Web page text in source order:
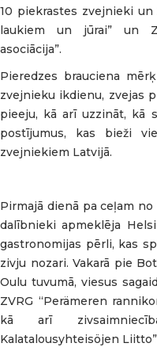
10 piekrastes zvejnieki un
laukiem un jūrai” un
asociācija”.
Pieredzes brauciena
zvejnieku ikdienu, zvejas
pieeju, kā arī uzzināt, kā
postījumus, kas bieži
zvejniekiem Latvijā.
Pirmajā dienā pa ceļam
dalībnieki apmeklēja
gastronomijas pērli, kas
zivju nozari. Vakarā pie
Oulu tuvumā, viesus
ZVRG “Perämeren
kā arī
Kalatalousyhteisöjen